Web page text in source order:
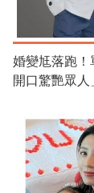
婚變尪落跑
開口驚艷眾